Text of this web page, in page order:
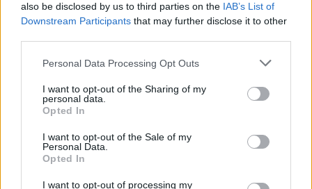
also be disclosed by us to third parties on the IAB’s List of
Downstream Participants that may further disclose it to other
Personal Data Processing Opt Outs
I want to opt-out of the Sharing of my
personal data.
Opted In
I want to opt-out of the Sale of my
Personal Data.
Opted In
I want to opt-out of processing my
Žiūrimiausi įrašai
00:00:30
Vaizdai iš tragiškos avarijos Vilniaus r.: dviejų moterų ir
vaiko gyvybių išgelbėti nepavyko
Žinios | Lietuvos diena
Savaitės vidurys nusimato karštas: temperatūra kils iki